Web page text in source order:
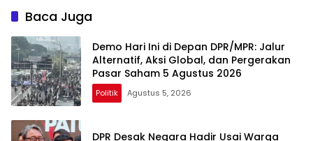
Baca Juga
Demo Hari Ini di Depan DPR/MPR: Jalur
Alternatif, Aksi Global, dan Pergerakan
Pasar Saham 5 Agustus 2026
Politik Agustus 5, 2026
DPR Desak Negara Hadir Usai Warga